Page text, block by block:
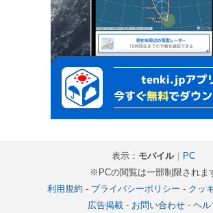
表示： モバイル｜ PC
※PCの閲覧は一部制限されま
利用規約 - プライバシーポリシー - クッ
広告掲載- お問い合わせ- ヘル